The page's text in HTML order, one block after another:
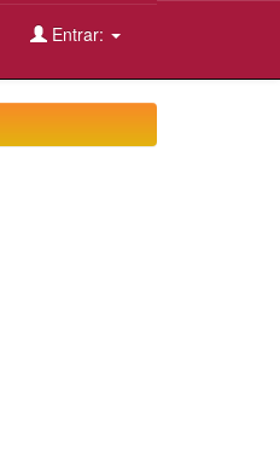
Entrar: